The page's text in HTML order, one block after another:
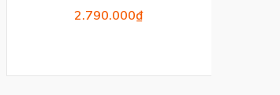
2.790.000₫